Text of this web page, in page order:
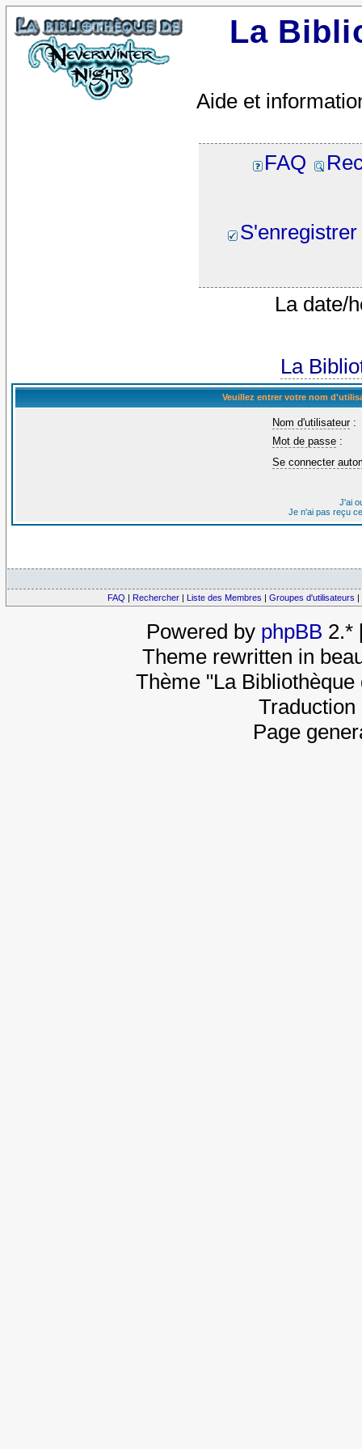
La
Aide et
FAQ
S'enregistrer
La date/
La
Veuillez entrer votre nom
Nom d'utilisateur:
Mot de passe :
Se connecter
J'ai
Je n'ai pas reçu
FAQ | Rechercher | Liste des Membres | Groupes d'utilisateurs |
Powered by phpBB 2.*
Theme rewritten in
Thème "La
Page